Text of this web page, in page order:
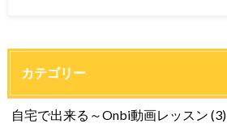
カテゴリー
自宅で出来る～Onbi動画レッスン (3)